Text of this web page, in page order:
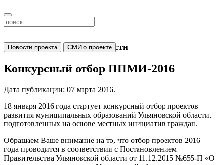
Новости
Новости проекта СМИ о проекте
Конкурсный отбор ППМИ-2016
Дата публикации: 07 марта 2016.
18 января 2016 года стартует конкурсный отбор проектов
развития муниципальных образований Ульяновской области,
подготовленных на основе местных инициатив граждан.
Обращаем Ваше внимание на то, что отбор проектов 2016
года проводится в соответствии с Постановлением
Правительства Ульяновской области от 11.12.2015 №655-П «О